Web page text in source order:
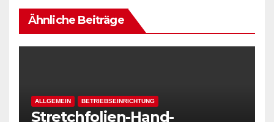
Ähnliche Beiträge
ALLGEMEIN BETRIEBSEINRICHTUNG
Stretchfolien-Hand-